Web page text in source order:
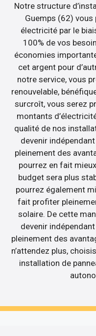
Notre structure
Guemps (62) vous
électricité par le
100% de vos
économies
cet argent pour
notre service, vous
renouvelable,
surcroît, vous serez
montants
qualité de nos
devenir
pleinement des
pourrez en fait
budget sera plus
pourrez également
fait profiter
solaire. De cette
devenir
pleinement des
n’attendez plus,
installation de